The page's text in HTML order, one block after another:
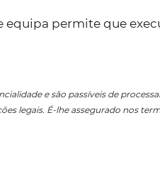
permite que
e são passíveis de
legais. É-lhe assegurado nos